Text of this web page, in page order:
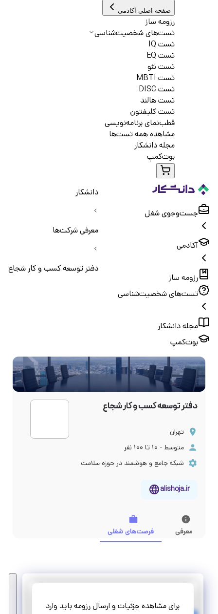
صفحه اصلی آکادمی
رزومه ساز
تست‌های شخصیت‌شناسی
تست IQ
تست EQ
تست نئو
تست MBTI
تست DISC
تست هالند
تست کلیفتون
قطب‌نمای برنامه‌نویسی
مشاهده همه تست‌ها
مجله دانشکار
بوت‌کمپ
جست‌و‌جوی شغل
آکادمی
رزومه ساز
تست‌های شخصیت‌شناسی
مجله دانشکار
بوت‌کمپ
دانشکار
معرفی شرکت‌ها
دفتر توسعه کسب و کار شجاع
دفتر توسعه کسب و کار شجاع
تهران
متوسط - ۱۰ تا ۱۰۰ نفر
شبکه جامع و هوشمند در حوزه سلامت
alishoja.ir
معرفی فرصت‌های شغلی
برای مشاهده جزئیات و ارسال رزومه باید وارد